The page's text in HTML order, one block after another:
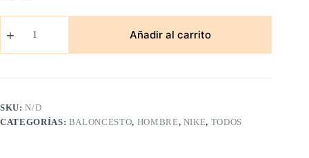
Irving
Nickelodeon/Bob
Añadir al carrito
SKU:N/D
CATEGORÍAS: BALONCESTO, HOMBRE, NIKE, TODOS